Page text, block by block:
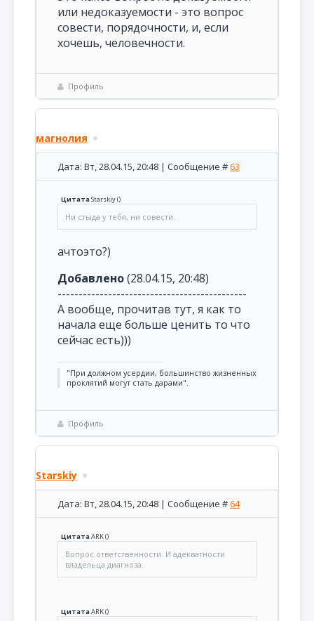
или недоказуемости - это вопрос
совести, порядочности, и, если
хочешь, человечности.
Профиль
магнолия
Дата: Вт, 28.04.15, 20:48 | Сообщение #63
ЦитатаStarskiy()
Ни стыда у тебя, ни совести.
ачтоэто?)
Добавлено(28.04.15, 20:48)
---------------------------------------------
А вообще, прочитав тут, я как то
начала еще больше ценить то что
сейчас есть)))
"При должном усердии, большинство жизненных
проклятий могут стать дарами".
Профиль
Starskiy
Дата: Вт, 28.04.15, 20:48 | Сообщение #64
ЦитатаARK()
Вопрос ответственности. И адекватности
владельца диагноза.
ЦитатаARK()